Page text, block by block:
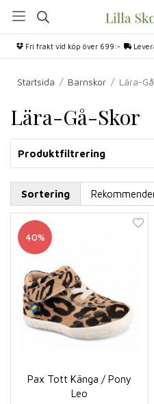
Fri frakt vid köp över 699:-
Startsida / Barnskor / Lära-
Lära-Gå-Skor
Produktfiltrering
Sortering
40%
Pax Tott Känga / Pony
Leo